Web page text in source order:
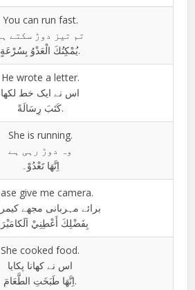
You can run fast.
تم تیز دوڑ سکتے
يُمْكِنُكَ الْعَدْوُ بِسُرْعَةٍ.
He wrote a letter.
اس نے ایک خط لکھا
كَتَبَ رِسَالَةً.
She is running.
وہ دوڑ رہی ہے
اِنَّهَا تَعْدُوْ۔
give me camera.
برائے مہربانی مجھے
بِفَضْلِكَ أَعْطِنِيْ
She cooked food.
اس نے کھانا پکایا
اِنَّهَا طَبَخَتِ الطَّعَامَ.